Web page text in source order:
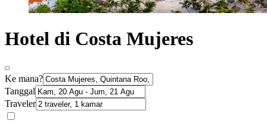
Hotel di Costa Mujeres
Ke mana?
Tanggal
Traveler